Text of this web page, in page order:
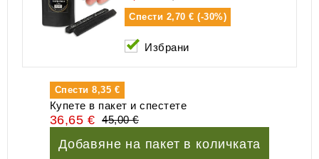
Спести 2,70 € (-30%)
Избрани
Спести8,35 €
Купете в пакет и спестете
36,65 € 45,00 €
Добавяне на пакет в количката